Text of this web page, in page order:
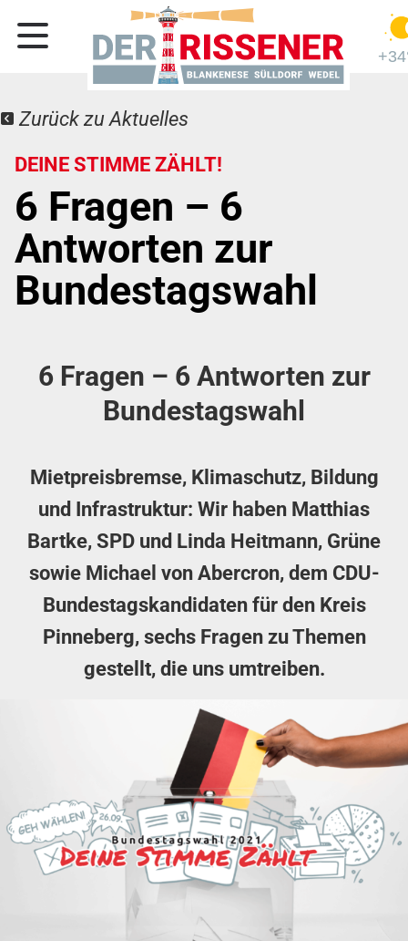
Zurück zu Aktuelles
DEINE STIMME ZÄHLT!
6 Fragen – 6
Antworten zur
Bundestagswahl
6 Fragen – 6 Antworten zur
Bundestagswahl
Mietpreisbremse, Klimaschutz, Bildung
und Infrastruktur: Wir haben Matthias
Bartke, SPD und Linda Heitmann, Grüne
sowie Michael von Abercron, dem CDU-
Bundestagskandidaten für den Kreis
Pinneberg, sechs Fragen zu Themen
gestellt, die uns umtreiben.